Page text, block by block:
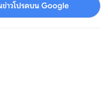
าวโปรดบน Google